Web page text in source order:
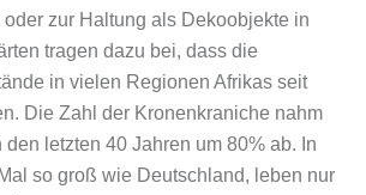
zur Haltung als Dekoobjekte in
tragen dazu bei, dass die
in vielen Regionen Afrikas seit
Die Zahl der Kronenkraniche nahm
letzten 40 Jahren um 80% ab. In
so groß wie Deutschland, leben nur